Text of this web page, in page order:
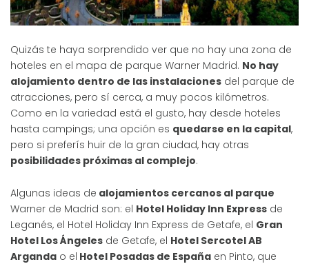
Quizás te haya sorprendido ver que no hay una zona de
hoteles en el mapa de parque Warner Madrid. No hay
alojamiento dentro de las instalaciones del parque de
atracciones, pero sí cerca, a muy pocos kilómetros.
Como en la variedad está el gusto, hay desde hoteles
hasta campings; una opción es quedarse en la capital,
pero si preferís huir de la gran ciudad, hay otras
posibilidades próximas al complejo.
Algunas ideas de alojamientos cercanos al parque
Warner de Madrid son: el Hotel Holiday Inn Express de
Leganés, el Hotel Holiday Inn Express de Getafe, el Gran
Hotel Los Ángeles de Getafe, el Hotel Sercotel AB
Arganda o el Hotel Posadas de España en Pinto, que